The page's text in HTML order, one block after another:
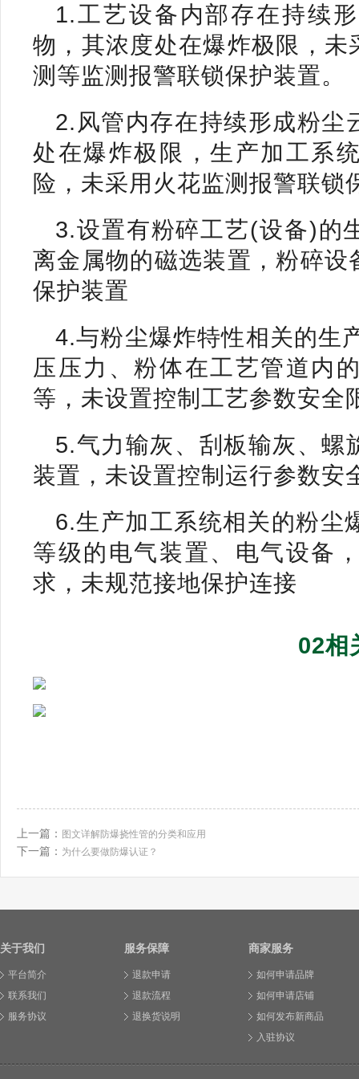
1.工艺设备内部存在持续
物，其浓度处在爆炸极限，
测等监测报警联锁保护装置。
2.风管内存在持续形成粉尘
处在爆炸极限，生产加工系
险，未采用火花监测报警联锁
3.设置有粉碎工艺(设备)的
离金属物的磁选装置，粉碎
保护装置
4.与粉尘爆炸特性相关的生
压压力、粉体在工艺管道内
等，未设置控制工艺参数安全
5.气力输灰、刮板输灰、螺
装置，未设置控制运行参数安
6.生产加工系统相关的粉尘
等级的电气装置、电气设备
求，未规范接地保护连接
02相
上一篇： 图文详解防爆挠性管的分类和应用
下一篇： 为什么要做防爆认证？
关于我们
平台简介
联系我们
服务协议
服务保障
退款申请
退款流程
退换货说明
商家服务
如何申请品牌
如何申请店铺
如何发布新商品
入驻协议